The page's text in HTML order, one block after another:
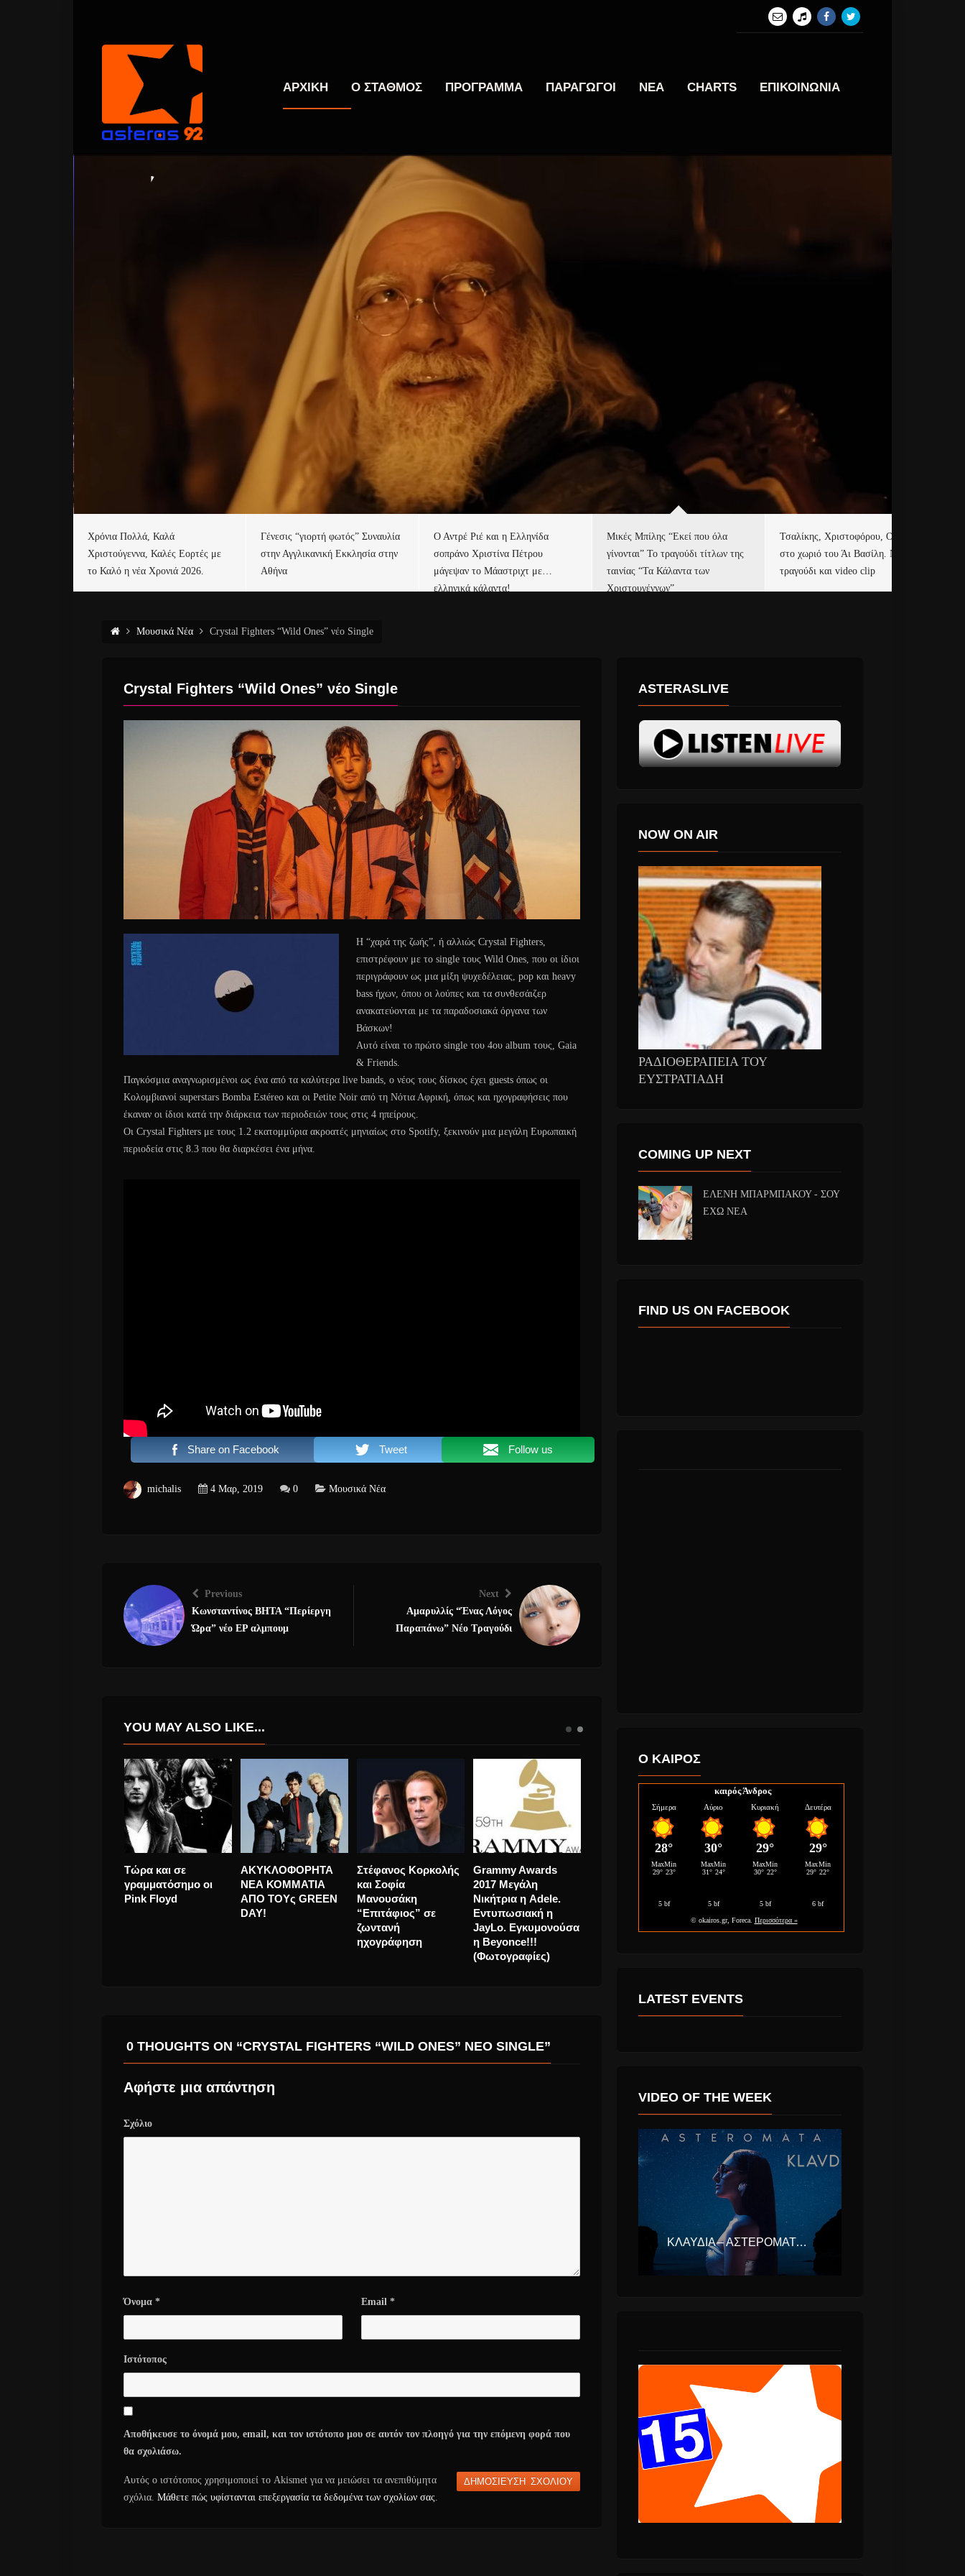
ΑΡΧΙΚΗ Ο ΣΤΑΘΜΟΣ ΠΡΟΓΡΑΜΜΑ ΠΑΡΑΓΩΓΟΙ ΝΕΑ CHARTS ΕΠΙΚΟΙΝΩΝΙΑ
Χρόνια Πολλά, Καλά
Χριστούγεννα, Καλές Εορτές με
το Καλό η νέα Χρονιά 2026.
Γένεσις “γιορτή φωτός” Συναυλία
στην Αγγλικανική Εκκλησία στην
Αθήνα
Ο Αντρέ Ριέ και η Ελληνίδα
σοπράνο Χριστίνα Πέτρου
μάγεψαν το Μάαστριχτ με…
ελληνικά κάλαντα!
Μικές Μπίλης “Εκεί που όλα
γίνονται” Το τραγούδι τίτλων της
ταινίας “Τα Κάλαντα των
Χριστουγέννων”
Τσαλίκης, Χριστοφόρου, ONE
στο χωριό του Άι Βασίλη. Νέο
τραγούδι και video clip
Μουσικά Νέα Crystal Fighters “Wild Ones” νέο Single
Crystal Fighters “Wild Ones” νέο Single
H “χαρά της ζωής”, ή αλλιώς Crystal Fighters,
επιστρέφουν με το single τους Wild Ones, που οι ίδιοι
περιγράφουν ως μια μίξη ψυχεδέλειας, pop και heavy
bass ήχων, όπου οι λούπες και τα συνθεσάιζερ
ανακατεύονται με τα παραδοσιακά όργανα των
Βάσκων!
Αυτό είναι το πρώτο single του 4ου album τους, Gaia
& Friends.
Παγκόσμια αναγνωρισμένοι ως ένα από τα καλύτερα live bands, ο νέος τους δίσκος έχει guests όπως οι
Κολομβιανοί superstars Bomba Estéreo και οι Petite Noir από τη Νότια Αφρική, όπως και ηχογραφήσεις που
έκαναν οι ίδιοι κατά την διάρκεια των περιοδειών τους στις 4 ηπείρους.
Οι Crystal Fighters με τους 1.2 εκατομμύρια ακροατές μηνιαίως στο Spotify, ξεκινούν μια μεγάλη Ευρωπαική
περιοδεία στις 8.3 που θα διαρκέσει ένα μήνα.
Share on Facebook Tweet Follow us
michalis 4 Μαρ, 2019 0 Μουσικά Νέα
Previous
Kωνσταντίνος BHTA “Περίεργη
Ώρα” νέο EP αλμπουμ
Next
Αμαρυλλίς “Ένας Λόγος
Παραπάνω” Νέο Τραγούδι
YOU MAY ALSO LIKE...
Οι C:Real
συνεργάζονται με τη
Hannah Williams και
Madrugada
ξαναέρχονται στην
Ελλάδα το
Σεπτέμβριο του 2022
Τώρα και σε
γραμματόσημο οι
Pink Floyd
ΑΚΥΚΛΟΦΟΡΗΤΑ
ΝΕΑ ΚΟΜΜΑΤΙΑ
ΑΠΟ ΤΟΥς GREEN
DAY!
Στέφανος Κορκολής
Grammy Awards
Νικήτρια η Adele.
JayLo. Εγκυμονούσα
0 THOUGHTS ON “CRYSTAL FIGHTERS “WILD ONES” ΝΈΟ SINGLE”
Αφήστε μια απάντηση
Σχόλιο
Όνομα * Email *
Ιστότοπος
Αποθήκευσε το όνομά μου, email, και τον ιστότοπο μου σε αυτόν τον πλοηγό για την επόμενη φορά που
θα σχολιάσω.
Αυτός ο ιστότοπος χρησιμοποιεί το Akismet για να μειώσει τα ανεπιθύμητα
σχόλια. Μάθετε πώς υφίστανται επεξεργασία τα δεδομένα των σχολίων σας
ASTERASLIVE
NOW ON AIR
ΡΑΔΙΟΘΕΡΑΠΕΙΑ ΤΟΥ
ΕΥΣΤΡΑΤΙΑΔΗ
COMING UP NEXT
ΕΛΕΝΗ ΜΠΑΡΜΠΑΚΟΥ - ΣΟΥ
ΕΧΩ ΝΕΑ
FIND US ON FACEBOOK
Ο ΚΑΙΡΟΣ
καιρός Άνδρος
LATEST EVENTS
VIDEO OF THE WEEK
ΚΛΑΥΔΊΑ – ΑΣΤΕΡΟΜΆΤΑ (EUROVISION ΕΛΛΆΔΑ 2025)